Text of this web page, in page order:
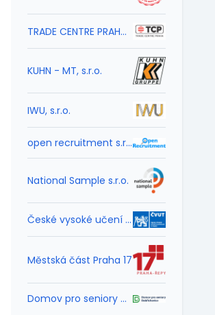
TRADE CENTRE PRAHA a.s.
KUHN - MT, s.r.o.
IWU, s.r.o.
open recruitment s.r.o.
National Sample s.r.o.
České vysoké učení technické v Praze
Městská část Praha 17
Domov pro seniory Dobřichovice